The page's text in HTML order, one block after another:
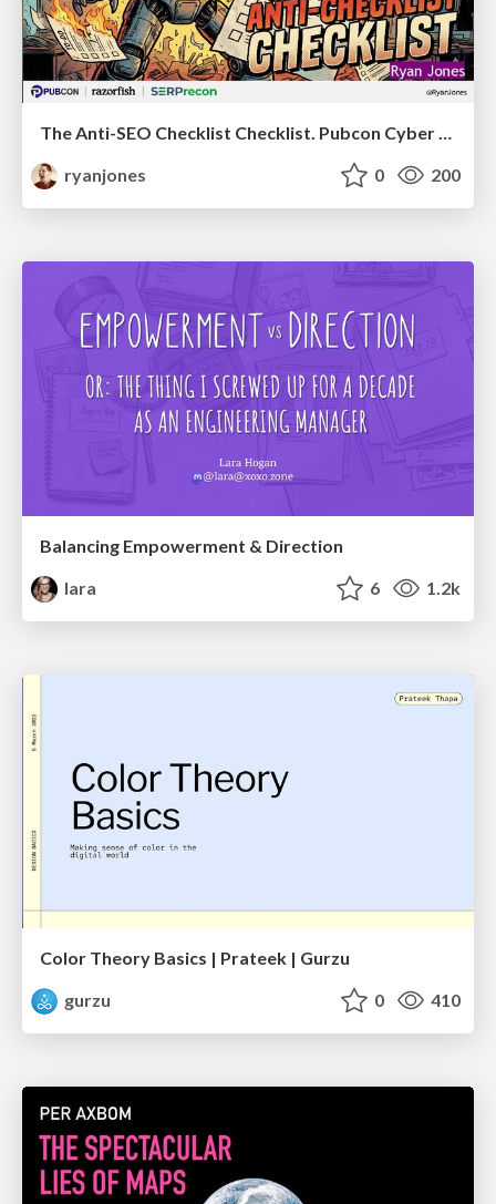
The Anti-SEO Checklist Checklist. Pubcon Cyber Week
ryanjones
0 200
Balancing Empowerment & Direction
lara
6 1.2k
Color Theory Basics | Prateek | Gurzu
gurzu
0 410